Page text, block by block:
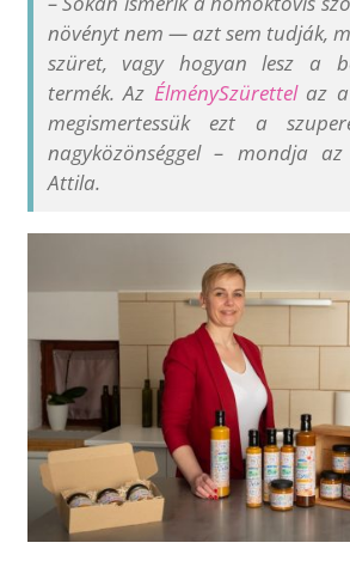
növényt nem — azt sem tudják,
szüret, vagy hogyan lesz a
termék. Az ÉlménySzürettelaz a
megismertessük ezt a
nagyközönséggel– mondja
Attila.